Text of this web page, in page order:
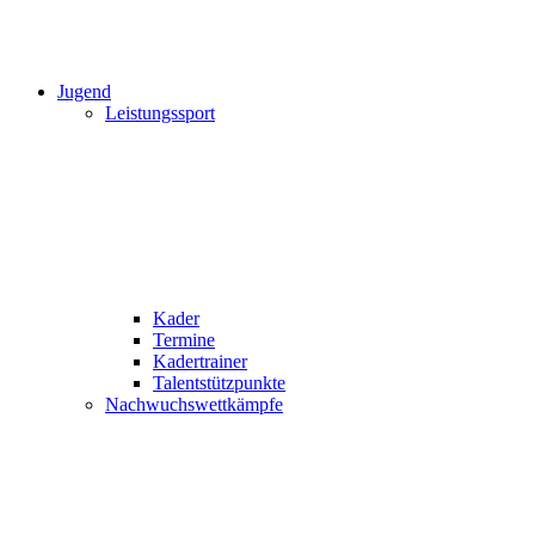
Jugend
Leistungssport
Kader
Termine
Kadertrainer
Talentstützpunkte
Nachwuchswettkämpfe